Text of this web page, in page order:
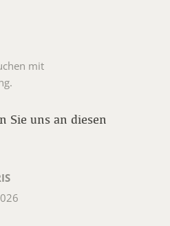
mit
Sie uns an diesen